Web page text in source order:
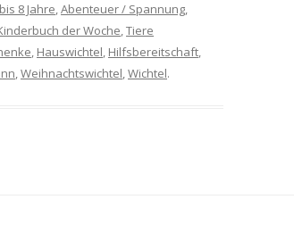
8 Jahre,Abenteuer / Spannung,
der Woche,Tiere
, Hauswichtel, Hilfsbereitschaft,
,Weihnachtswichtel,Wichtel.